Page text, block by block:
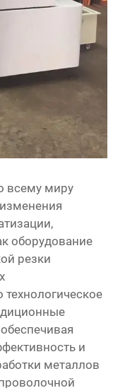
всему миру
оборудование
резки
и
металлов